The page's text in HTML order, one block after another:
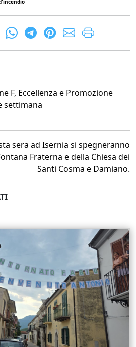
F, Eccellenza e Promozione
settimana
sera ad Isernia si spegneranno
Fraterna e della Chiesa dei
Santi Cosma e Damiano.